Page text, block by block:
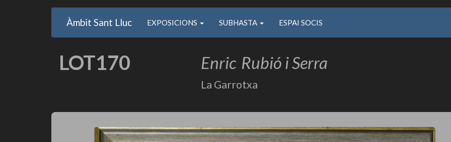
Àmbit Sant Lluc
Main
navigation
EXPOSICIONS SUBHASTA ESPAI SOCIS
User
account
Usuari
anonim
LOT170 Enric Rubió i Serra
La Garrotxa